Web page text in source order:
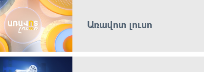
Առավոտ լուսո